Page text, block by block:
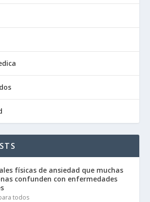
físicas de ansiedad que muchas
confunden con enfermedades
todos